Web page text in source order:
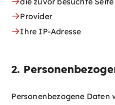
Provider
Ihre IP-Adresse
2.
Personenbezogene Daten